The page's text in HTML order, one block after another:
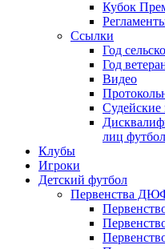
Кубок
Ссылки
Год
Год
Видео
Судейские
лиц
Клубы
Игроки
Детский футбол
Первенства